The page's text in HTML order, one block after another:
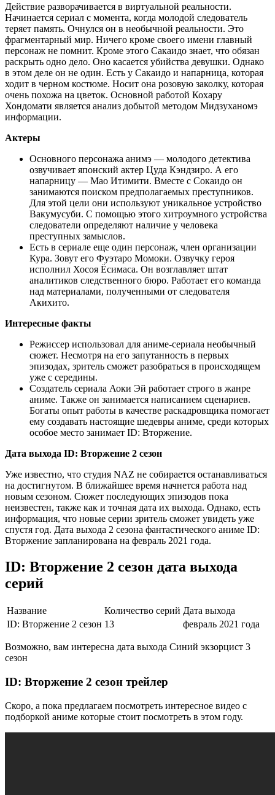
Действие разворачивается в виртуальной реальности.
Начинается сериал с момента, когда молодой следователь
теряет память. Очнулся он в необычной реальности. Это
фрагментарный мир. Ничего кроме своего имени главный
персонаж не помнит. Кроме этого Сакаидо знает, что обязан
раскрыть одно дело. Оно касается убийства девушки. Однако
в этом деле он не один. Есть у Сакаидо и напарница, которая
ходит в черном костюме. Носит она розовую заколку, которая
очень похожа на цветок. Основной работой Кохару
Хондомати является анализ добытой методом Мидзуханомэ
информации.
Актеры
Основного персонажа анимэ — молодого детектива
озвучивает японский актер Цуда Кэндзиро. А его
напарницу — Мао Итимити. Вместе с Сокаидо он
занимаются поиском предполагаемых преступников.
Для этой цели они используют уникальное устройство
Вакумусуби. С помощью этого хитроумного устройства
следователи определяют наличие у человека
преступных замыслов.
Есть в сериале еще один персонаж, член организации
Кура. Зовут его Фуэтаро Момоки. Озвучку героя
исполнил Хосоя Ёсимаса. Он возглавляет штат
аналитиков следственного бюро. Работает его команда
над материалами, полученными от следователя
Акихито.
Интересные факты
Режиссер использовал для аниме-сериала необычный
сюжет. Несмотря на его запутанность в первых
эпизодах, зритель сможет разобраться в происходящем
уже с середины.
Создатель сериала Аоки Эй работает строго в жанре
аниме. Также он занимается написанием сценариев.
Богаты опыт работы в качестве раскадровщика помогает
ему создавать настоящие шедевры аниме, среди которых
особое место занимает ID: Вторжение.
Дата выхода ID: Вторжение 2 сезон
Уже известно, что студия NAZ не собирается останавливаться
на достигнутом. В ближайшее время начнется работа над
новым сезоном. Сюжет последующих эпизодов пока
неизвестен, также как и точная дата их выхода. Однако, есть
информация, что новые серии зритель сможет увидеть уже
спустя год. Дата выхода 2 сезона фантастического аниме ID:
Вторжение запланирована на февраль 2021 года.
ID: Вторжение 2 сезон дата выхода
серий
Название Количество серий Дата выхода
ID: Вторжение 2 сезон 13 февраль 2021 года
Возможно, вам интересна дата выхода Синий экзорцист 3
сезон
ID: Вторжение 2 сезон трейлер
Скоро, а пока предлагаем посмотреть интересное видео с
подборкой аниме которые стоит посмотреть в этом году.